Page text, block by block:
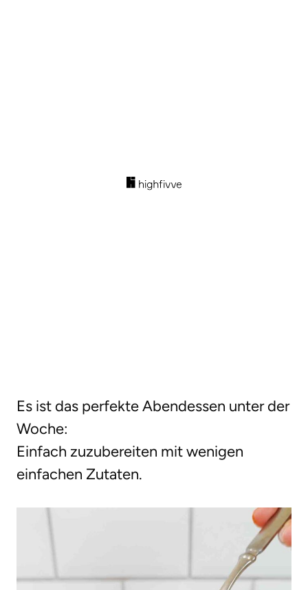
Es ist das perfekte Abendessen unter der
Woche:
Einfach zuzubereiten mit wenigen
einfachen Zutaten.